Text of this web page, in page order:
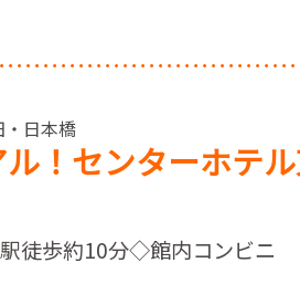
・日本橋
！センターホテ
徒歩約10分◇館内コンビニ